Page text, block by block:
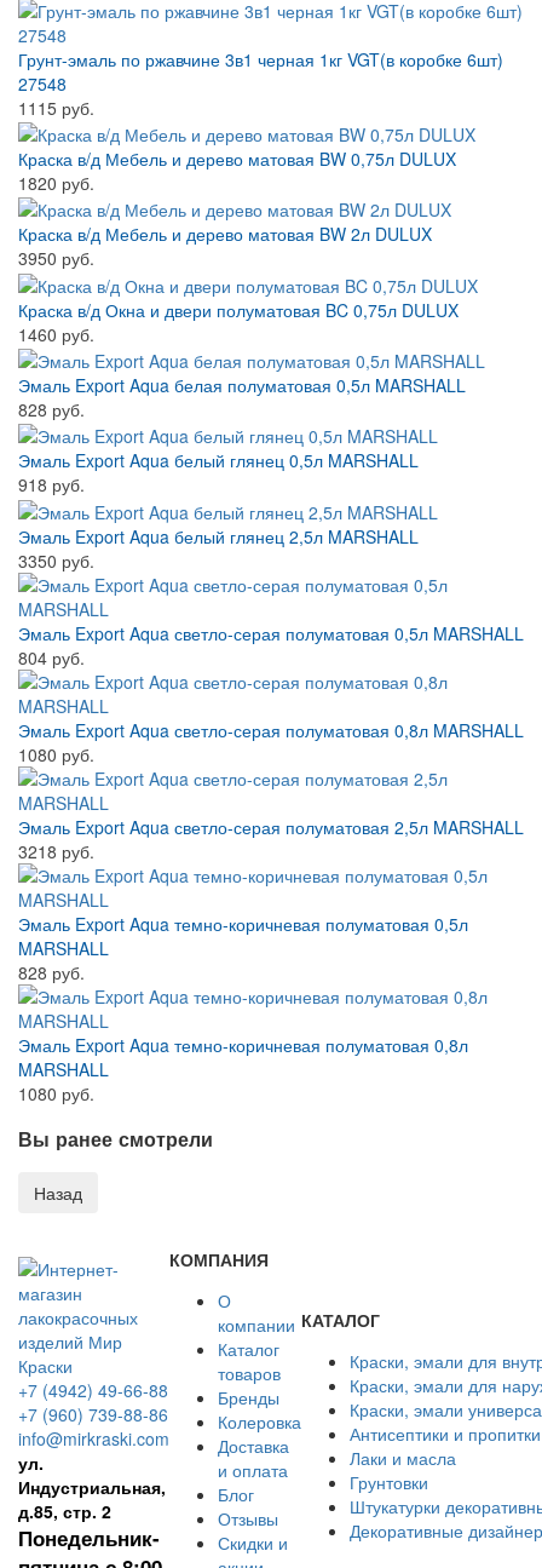
Грунт-эмаль по ржавчине 3в1 черная 1кг VGT(в коробке 6шт)
27548
1115 руб.
Краска в/д Мебель и дерево матовая BW 0,75л DULUX
1820 руб.
Краска в/д Мебель и дерево матовая BW 2л DULUX
3950 руб.
Краска в/д Окна и двери полуматовая BC 0,75л DULUX
1460 руб.
Эмаль Export Aqua белая полуматовая 0,5л MARSHALL
828 руб.
Эмаль Export Aqua белый глянец 0,5л MARSHALL
918 руб.
Эмаль Export Aqua белый глянец 2,5л MARSHALL
3350 руб.
Эмаль Export Aqua светло-серая полуматовая 0,5л MARSHALL
804 руб.
Эмаль Export Aqua светло-серая полуматовая 0,8л MARSHALL
1080 руб.
Эмаль Export Aqua светло-серая полуматовая 2,5л MARSHALL
3218 руб.
Эмаль Export Aqua темно-коричневая полуматовая 0,5л
MARSHALL
828 руб.
Эмаль Export Aqua темно-коричневая полуматовая 0,8л
MARSHALL
1080 руб.
Вы ранее смотрели
+7 (4942) 49-66-88
+7 (960) 739-88-86
info@mirkraski.com
ул.
Индустриальная,
д.85, стр. 2
Понедельник-
КОМПАНИЯ
О
компании
Каталог
товаров
Бренды
Колеровка
Доставка
и оплата
Блог
Отзывы
Скидки и
КАТАЛОГ
Краски, эмали для
Краски, эмали для
Краски, эмали
Антисептики и
Лаки и масла
Грунтовки
Штукатурки
Декоративные